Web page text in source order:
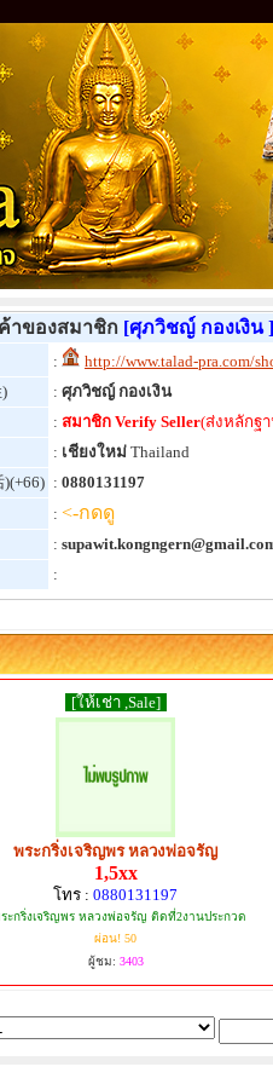
าของสมาชิก [ศุภวิชญ์ กองเงิน ]
:
http://www.talad-pra.com/
: ศุภวิชญ์ กองเงิน
: สมาชิก Verify Seller(ส่งหลักฐ
: เชียงใหม่ Thailand
)(+66) : 0880131197
: <-กดดู
:
:
[ให้เช่า ,Sale]
พระกริ่งเจริญพร หลวงพ่อจรัญ
1,5xx
โทร : 0880131197
ะกริ่งเจริญพร หลวงพ่อจรัญ ติดที่2งานประกวด
ผ่อน! 50
ผู้ชม: 3403